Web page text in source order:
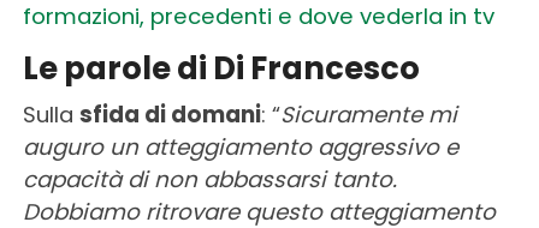
formazioni, precedenti e dove vederla in tv
Le parole di Di Francesco
Sulla sfida di domani: “Sicuramente mi
auguro un atteggiamento aggressivo e
capacità di non abbassarsi tanto.
Dobbiamo ritrovare questo atteggiamento